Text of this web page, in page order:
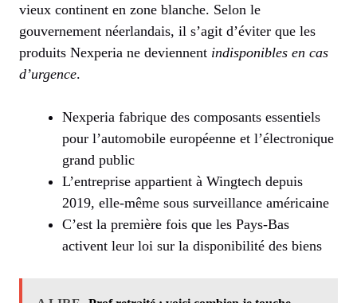
vieux continent en zone blanche. Selon le
gouvernement néerlandais, il s’agit d’éviter que les
produits Nexperia ne deviennent indisponibles en cas
d’urgence.
Nexperia fabrique des composants essentiels
pour l’automobile européenne et l’électronique
grand public
L’entreprise appartient à Wingtech depuis
2019, elle-même sous surveillance américaine
C’est la première fois que les Pays-Bas
activent leur loi sur la disponibilité des biens